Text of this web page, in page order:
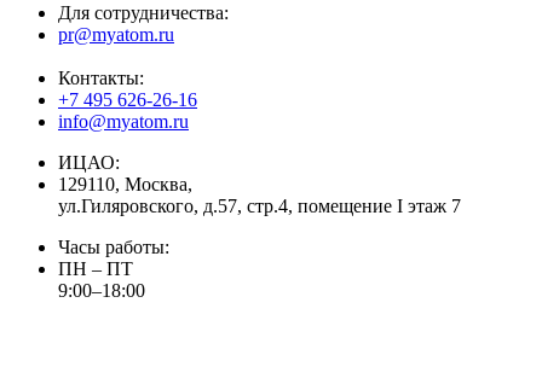
Для сотрудничества:
pr@myatom.ru
Контакты:
+7 495 626-26-16
info@myatom.ru
ИЦАО:
129110, Москва,
ул.Гиляровского, д.57, стр.4, помещение I этаж 7
Часы работы:
ПН – ПТ
9:00–18:00